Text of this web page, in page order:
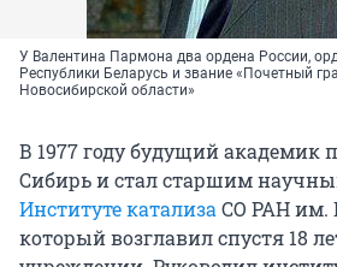
У Валентина Пармона два ордена России,
Республики Беларусь и звание «Почетный
Новосибирской области»
В 1977 году будущий академик
Сибирь и стал старшим
Институте катализа СО РАН им.
который возглавил спустя 18